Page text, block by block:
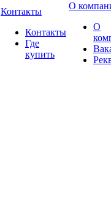
Контакты
Контакты
Где
купить
О
О